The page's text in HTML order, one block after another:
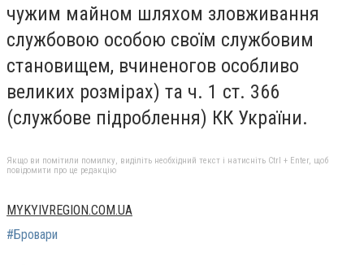
чужим майном шляхом зловживання
службовою особою своїм службовим
становищем, вчиненогов особливо
великих розмірах) та ч. 1 ст. 366
(службове підроблення) КК України.
Якщо ви помітили помилку, виділіть необхідний текст і натисніть Ctrl + Enter, щоб
повідомити про це редакцію
MYKYIVREGION.COM.UA
#Бровари